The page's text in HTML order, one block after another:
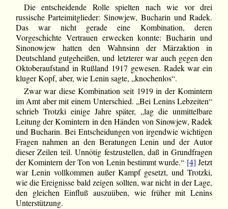
Die entscheidende Rolle spielten nach wie vor drei
russische Parteimitglieder: Sinowjew, Bucharin und Radek.
Das war nicht gerade eine Kombination, deren
Vorgeschichte Vertrauen erwecken konnte: Bucharin und
Sinonowjew hatten den Wahnsinn der Märzaktion in
Deutschland gutgeheißen, und letzterer war auch gegen den
Oktoberaufstand in Rußland 1917 gewesen. Radek war ein
kluger Kopf, aber, wie Lenin sagte, „knochenlos“.
Zwar war diese Kombination seit 1919 in der Komintern
im Amt aber mit einem Unterschied. „Bei Lenins Lebzeiten“
schrieb Trotzki einige Jahre später, „lag die unmittelbare
Leitung der Komintern in den Händen von Sinowjew, Radek
und Bucharin. Bei Entscheidungen von irgendwie wichtigen
Fragen nahmen an den Beratungen Lenin und der Autor
dieser Zeilen teil. Unnötig festzustellen, daß in Grundfragen
der Komintern der Ton von Lenin bestimmt wurde.“ [4] Jetzt
war Lenin vollkommen außer Kampf gesetzt, und Trotzki,
wie die Ereignisse bald zeigen sollten, war nicht in der Lage,
den gleichen Einfluß auszuüben, wie früher mit Lenins
Unterstützung.